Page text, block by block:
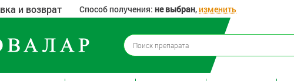
и возврат Способ получения: не выбран,изменить